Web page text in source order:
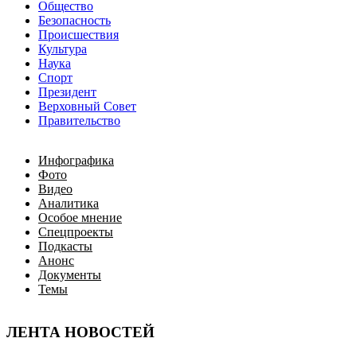
Общество
Безопасность
Происшествия
Культура
Наука
Спорт
Президент
Верховный Совет
Правительство
Инфографика
Фото
Видео
Аналитика
Особое мнение
Спецпроекты
Подкасты
Анонс
Документы
Темы
ЛЕНТА НОВОСТЕЙ